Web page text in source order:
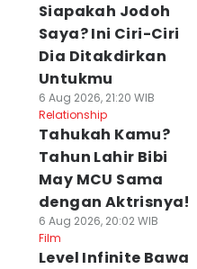
Siapakah Jodoh
Saya? Ini Ciri-Ciri
Dia Ditakdirkan
Untukmu
6 Aug 2026, 21:20 WIB
Relationship
Tahukah Kamu?
Tahun Lahir Bibi
May MCU Sama
dengan Aktrisnya!
6 Aug 2026, 20:02 WIB
Film
Level Infinite Bawa